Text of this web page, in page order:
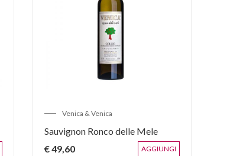
AGGIUNGI
Venica & Venica
Sauvignon Ronco delle Mele
€ 49,60